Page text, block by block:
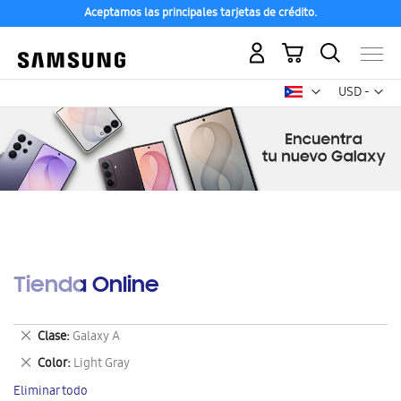
Aceptamos las principales tarjetas de crédito.
USD -
dólar
Mi carrito
Tienda Online
Clase Galaxy A
Eliminar
este
artículo
Color Light Gray
Eliminar
este
Eliminar todo